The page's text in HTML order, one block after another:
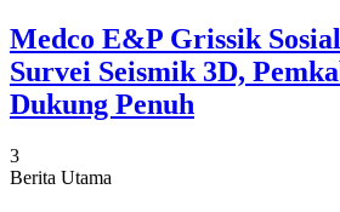
Medco E&P Grissik
Survei Seismik 3D,
Dukung Penuh
3
Berita Utama